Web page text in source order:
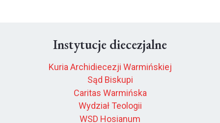
Instytucje diecezjalne
Kuria Archidiecezji Warmińskiej
Sąd Biskupi
Caritas Warmińska
Wydział Teologii
WSD Hosianum